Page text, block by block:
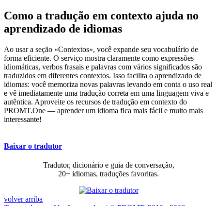
Como a tradução em contexto ajuda no
aprendizado de idiomas
Ao usar a seção «Contextos», você expande seu vocabulário de
forma eficiente. O serviço mostra claramente como expressões
idiomáticas, verbos frasais e palavras com vários significados são
traduzidos em diferentes contextos. Isso facilita o aprendizado de
idiomas: você memoriza novas palavras levando em conta o uso real
e vê imediatamente uma tradução correta em uma linguagem viva e
autêntica. Aproveite os recursos de tradução em contexto do
PROMT.One — aprender um idioma fica mais fácil e muito mais
interessante!
Baixar o tradutor
Tradutor, dicionário e guia de conversação,
20+ idiomas, traduções favoritas.
volver arriba